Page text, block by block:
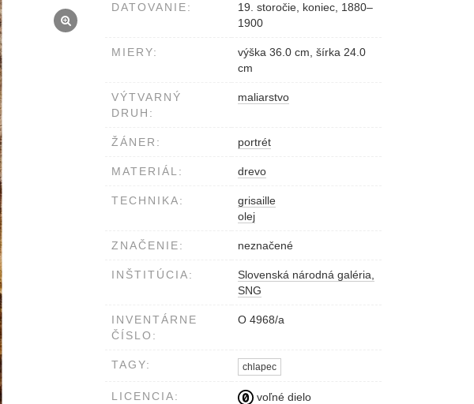
DATOVANIE:
19. storočie, koniec, 1880–
1900
MIERY:
výška 36.0 cm, šírka 24.0
cm
VÝTVARNÝ
DRUH:
maliarstvo
ŽÁNER: portrét
MATERIÁL: drevo
TECHNIKA:
grisaille
olej
ZNAČENIE: neznačené
INŠTITÚCIA:
Slovenská národná galéria,
SNG
INVENTÁRNE
ČÍSLO:
O 4968/a
TAGY: chlapec
LICENCIA: voľné dielo